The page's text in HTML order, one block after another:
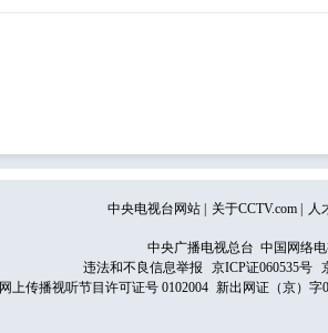
中央电视台网站 关于CCTV.com 人
中央广播电视总台 中国网络
违法和不良信息举报
京ICP证060535号
网上传播视听节目许可证号 0102004 新出网证（京）